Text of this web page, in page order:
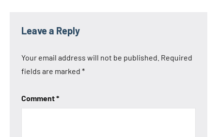
Leave a Reply
Your email address will not be published. Required
fields are marked *
Comment*